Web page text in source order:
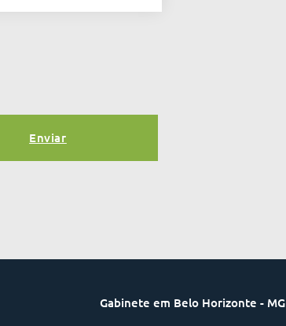
Enviar
Gabinete em Belo Horizonte - MG